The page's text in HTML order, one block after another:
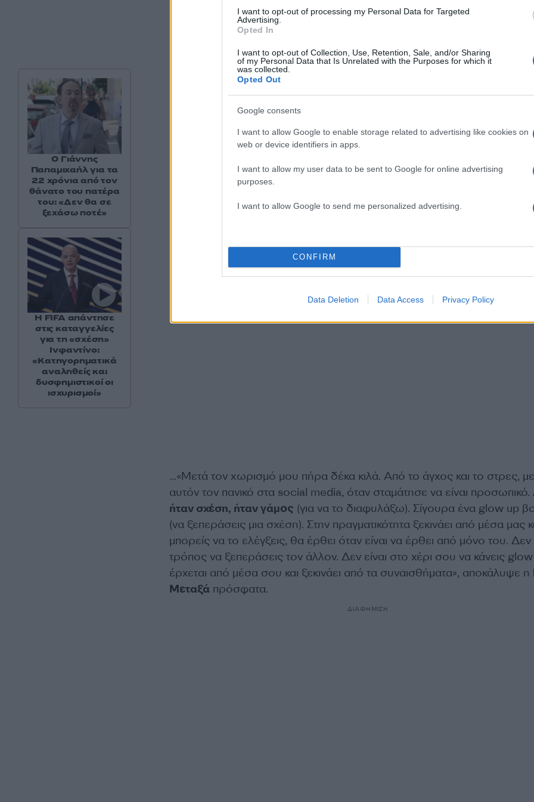
I want to opt-out of processing my Personal Data for Targeted
Advertising.
Opted In
I want to opt-out of Collection, Use, Retention, Sale, and/or Sharing
of my Personal Data that Is Unrelated with the Purposes for which it
was collected.
Opted Out
Google consents
I want to allow Google to enable storage related to advertising like cookies on
web or device identifiers in apps.
I want to allow my user data to be sent to Google for online advertising
purposes.
I want to allow Google to send me personalized advertising.
CONFIRM
Data Deletion Data Access Privacy Policy
…«Μετά τον χωρισμό μου πήρα δέκα κιλά. Από το άγχος και το στρες,
αυτόν τον πανικό στα social media, όταν σταμάτησε να είναι προσωπικό.
ήταν σχέση, ήταν γάμος (για να το διαφυλάξω). Σίγουρα ένα glow up
(να ξεπεράσεις μια σχέση). Στην πραγματικότητα ξεκινάει από μέσα μας
μπορείς να το ελέγξεις, θα έρθει όταν είναι να έρθει από μόνο του. Δεν
τρόπος να ξεπεράσεις τον άλλον. Δεν είναι στο χέρι σου να κάνεις
έρχεται από μέσα σου και ξεκινάει από τα συναισθήματα», αποκάλυψε η
Μεταξάπρόσφατα.
ΔΙΑΦΗΜΙΣΗ
Ο Γιάννης
Παπαμιχαήλ για τα
22 χρόνια από τον
θάνατο του πατέρα
του: «Δεν θα σε
ξεχάσω ποτέ»
Η FIFA απάντησε
στις καταγγελίες
για τη «σχέση»
Ινφαντίνο:
«Κατηγορηματικά
αναληθείς και
δυσφημιστικοί οι
ισχυρισμοί»